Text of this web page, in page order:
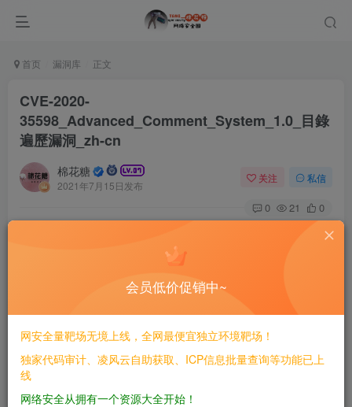
首页 漏洞库 正文
CVE-2020-
35598_Advanced_Comment_System_1.0_目錄
遍歷漏洞_zh-cn
棉花糖
2021年7月15日发布
关注 私信
0 21 0
# CVE-2020-35598 Advanced Comment System 1.0 目
v1.0
==EXP==
会员低价促销中~
网安全量靶场无境上线，全网最便宜独立环境靶场！
独家代码审计、凌风云自助获取、ICP信息批量查询等功能已上
线
网络安全从拥有一个资源大全开始！